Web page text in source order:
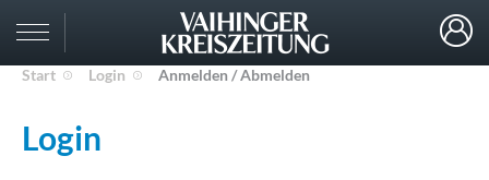
Start Login Anmelden / Abmelden
Login